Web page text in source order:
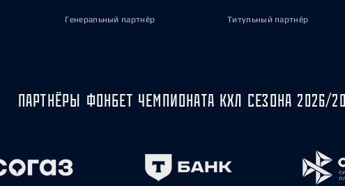
Генеральный партнёр Титульный партнёр
ПАРТНЁРЫ ФОНБЕТ ЧЕМПИОНАТА КХЛ СЕЗОНА 2026/